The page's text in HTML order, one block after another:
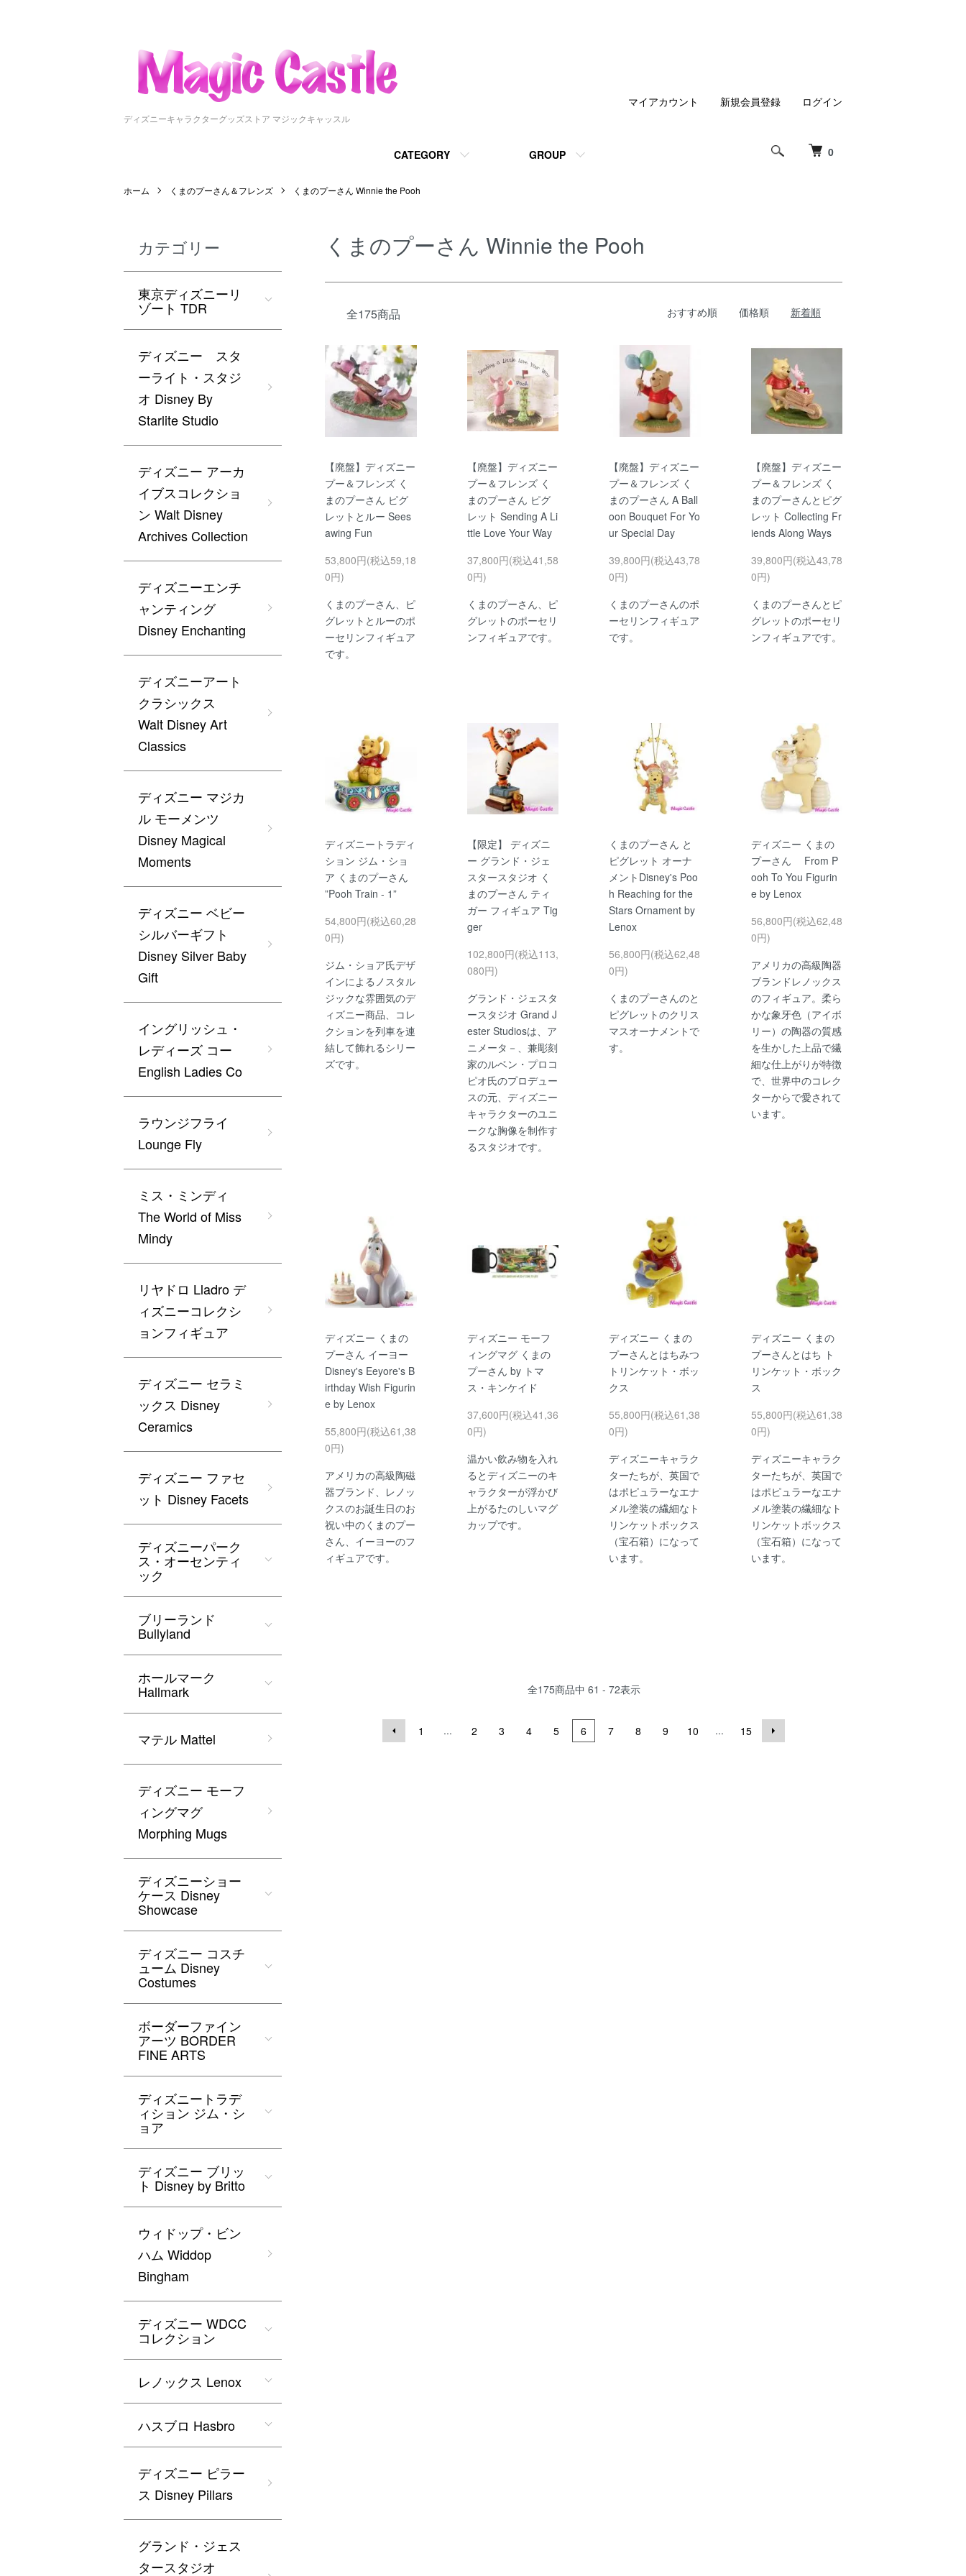
ディズニーキャラクターグッズストア マジックキャッスル
0
CATEGORY GROUP
マイアカウント 新規会員登録 ログイン
ホーム くまのプーさん＆フレンズ くまのプーさん Winnie the Pooh
くまのプーさん Winnie the Pooh
全175商品 おすすめ順 価格順 新着順
【廃盤】ディズニー
プー＆フレンズ く
まのプーさん ピグ
レットとルー Sees
awing Fun
53,800円(税込59,18
0円)
くまのプーさん、ピ
グレットとルーのポ
ーセリンフィギュア
です。
【廃盤】ディズニー
プー＆フレンズ く
まのプーさん ピグ
レット Sending A Li
ttle Love Your Way
37,800円(税込41,58
0円)
くまのプーさん、ピ
グレットのポーセリ
ンフィギュアです。
【廃盤】ディズニー
プー＆フレンズ く
まのプーさん A Ball
oon Bouquet For Yo
ur Special Day
39,800円(税込43,78
0円)
くまのプーさんのポ
ーセリンフィギュア
です。
【廃盤】ディズニー
プー＆フレンズ く
まのプーさんとピグ
レット Collecting Fr
iends Along Ways
39,800円(税込43,78
0円)
くまのプーさんとピ
グレットのポーセリ
ンフィギュアです。
ディズニートラディ
ション ジム・ショ
ア くまのプーさん
”Pooh Train - 1”
54,800円(税込60,28
0円)
ジム・ショア氏デザ
インによるノスタル
ジックな雰囲気のデ
ィズニー商品、コレ
クションを列車を連
結して飾れるシリー
ズです。
【限定】 ディズニ
ー グランド・ジェ
スタースタジオ く
まのプーさん ティ
ガー フィギュア Tig
ger
102,800円(税込113,
080円)
グランド・ジェスタ
ースタジオ Grand J
ester Studiosは、ア
ニメータ－、兼彫刻
家のルベン・プロコ
ピオ氏のプロデュー
スの元、ディズニー
キャラクターのユニ
ークな胸像を制作す
るスタジオです。
くまのプーさん と
ピグレット オーナ
メントDisney's Poo
h Reaching for the
Stars Ornament by
Lenox
56,800円(税込62,48
0円)
くまのプーさんのと
ピグレットのクリス
マスオーナメントで
す。
ディズニー くまの
プーさん From P
ooh To You Figurin
e by Lenox
56,800円(税込62,48
0円)
アメリカの高級陶器
ブランドレノックス
のフィギュア。柔ら
かな象牙色（アイボ
リー）の陶器の質感
を生かした上品で繊
細な仕上がりが特徴
で、世界中のコレク
ターからで愛されて
います。
ディズニー くまの
プーさん イーヨー
Disney's Eeyore's B
irthday Wish Figurin
e by Lenox
55,800円(税込61,38
0円)
アメリカの高級陶磁
器ブランド、レノッ
クスのお誕生日のお
祝い中のくまのプー
さん、イーヨーのフ
ィギュアです。
ディズニー モーフ
ィングマグ くまの
プーさん by トマ
ス・キンケイド
37,600円(税込41,36
0円)
温かい飲み物を入れ
るとディズニーのキ
ャラクターが浮かび
上がるたのしいマグ
カップです。
ディズニー くまの
プーさんとはちみつ
トリンケット・ボッ
クス
55,800円(税込61,38
0円)
ディズニーキャラク
ターたちが、英国で
はポピュラーなエナ
メル塗装の繊細なト
リンケットボックス
（宝石箱）になって
います。
ディズニー くまの
プーさんとはち ト
リンケット・ボック
ス
55,800円(税込61,38
0円)
ディズニーキャラク
ターたちが、英国で
はポピュラーなエナ
メル塗装の繊細なト
リンケットボックス
（宝石箱）になって
います。
全175商品中 61 - 72表示
1 ... 2 3 4 5 6 7 8 9 10 ... 15
カテゴリー
東京ディズニーリ
ゾート TDR
ディズニー スタ
ーライト・スタジ
オ Disney By
Starlite Studio
ディズニー アーカ
イブスコレクショ
ン Walt Disney
Archives Collection
ディズニーエンチ
ャンティング
Disney Enchanting
ディズニーアート
クラシックス
Walt Disney Art
Classics
ディズニー マジカ
ル モーメンツ
Disney Magical
Moments
ディズニー ベビー
シルバーギフト
Disney Silver Baby
Gift
イングリッシュ・
レディーズ コー
English Ladies Co
ラウンジフライ
Lounge Fly
ミス・ミンディ
The World of Miss
Mindy
リヤドロ Lladro デ
ィズニーコレクシ
ョンフィギュア
ディズニー セラミ
ックス Disney
Ceramics
ディズニー ファセ
ット Disney Facets
ディズニーパーク
ス・オーセンティ
ック
ブリーランド
Bullyland
ホールマーク
Hallmark
マテル Mattel
ディズニー モーフ
ィングマグ
Morphing Mugs
ディズニーショー
ケース Disney
Showcase
ディズニー コスチ
ューム Disney
Costumes
ボーダーファイン
アーツ BORDER
FINE ARTS
ディズニートラデ
ィション ジム・シ
ョア
ディズニー ブリッ
ト Disney by Britto
ウィドップ・ビン
ハム Widdop
Bingham
ディズニー WDCC
コレクション
レノックス Lenox
ハスブロ Hasbro
ディズニー ピラー
ス Disney Pillars
グランド・ジェス
タースタジオ